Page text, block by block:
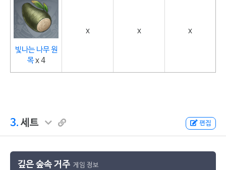
빛나는 나무 원
목x 4
x x x
3. 세트 편집
깊은 숲속 거주 게임 정보